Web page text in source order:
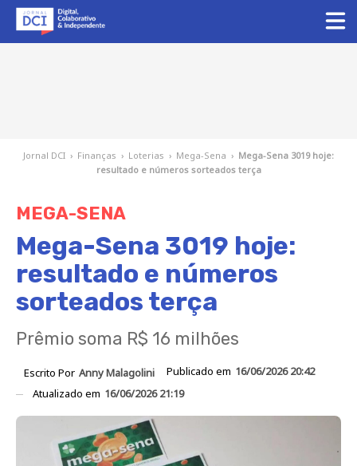
Jornal DCI › Finanças › Loterias › Mega-Sena › Mega-Sena 3019 hoje:
resultado e números sorteados terça
MEGA-SENA
Mega-Sena 3019 hoje:
resultado e números
sorteados terça
Prêmio soma R$ 16 milhões
Escrito Por Anny Malagolini Publicado em 16/06/2026 20:42
Atualizado em 16/06/2026 21:19